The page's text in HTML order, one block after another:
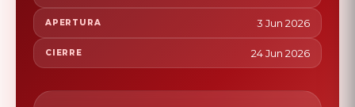
APERTURA 3 Jun 2026
CIERRE 24 Jun 2026